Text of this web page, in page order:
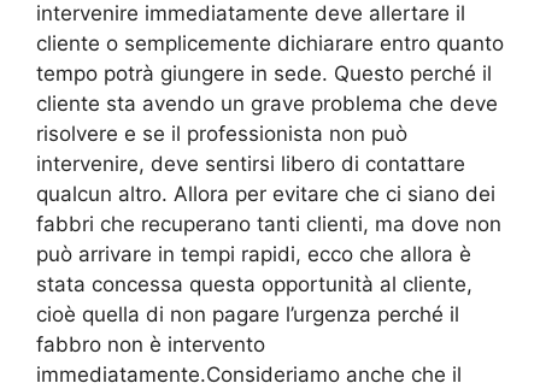
intervenire immediatamente deve allertare il
cliente o semplicemente dichiarare entro quanto
tempo potrà giungere in sede. Questo perché il
cliente sta avendo un grave problema che deve
risolvere e se il professionista non può
intervenire, deve sentirsi libero di contattare
qualcun altro. Allora per evitare che ci siano dei
fabbri che recuperano tanti clienti, ma dove non
può arrivare in tempi rapidi, ecco che allora è
stata concessa questa opportunità al cliente,
cioè quella di non pagare l’urgenza perché il
fabbro non è intervento
immediatamente.Consideriamo anche che il